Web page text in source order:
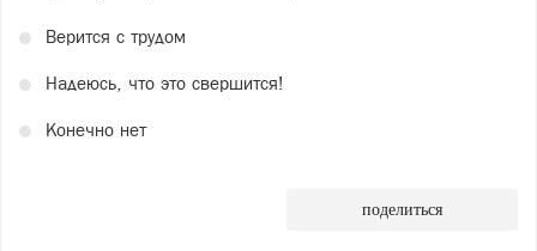
Верится с трудом
Надеюсь, что это свершится!
Конечно нет
поделиться